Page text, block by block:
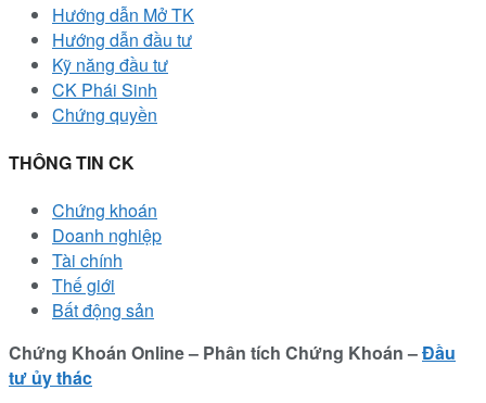
Hướng dẫn Mở TK
Hướng dẫn đầu tư
Kỹ năng đầu tư
CK Phái Sinh
Chứng quyền
THÔNG TIN CK
Chứng khoán
Doanh nghiệp
Tài chính
Thế giới
Bất động sản
Chứng Khoán Online – Phân tích Chứng Khoán –Đầu
tư ủy thác